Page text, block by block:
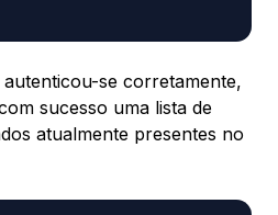
se corretamente,
sucesso uma lista de
atualmente presentes no